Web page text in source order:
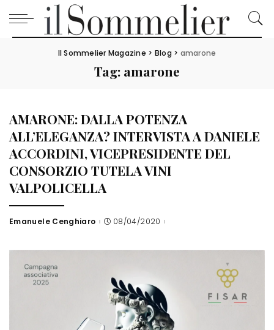
Il Sommelier Magazine > Blog > amarone
Tag: amarone
AMARONE: DALLA POTENZA
ALL’ELEGANZA? INTERVISTA A DANIELE
ACCORDINI, VICEPRESIDENTE DEL
CONSORZIO TUTELA VINI
VALPOLICELLA
Posted
Emanuele Cenghiaro 08/04/2020